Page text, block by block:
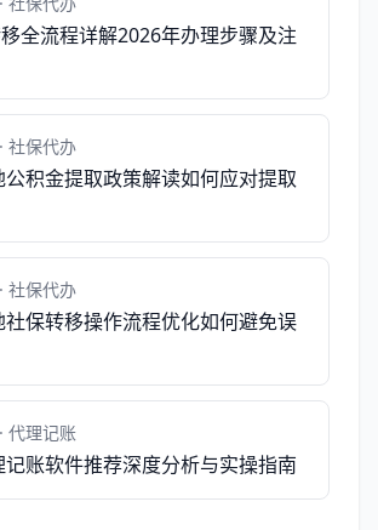
全流程详解2026年办理步骤及注
社保代办
积金提取政策解读如何应对提取
社保代办
保转移操作流程优化如何避免误
代理记账
账软件推荐深度分析与实操指南